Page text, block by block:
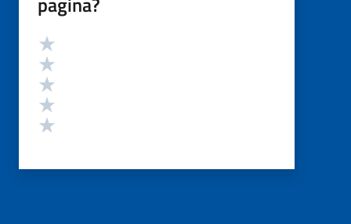
Valutazione